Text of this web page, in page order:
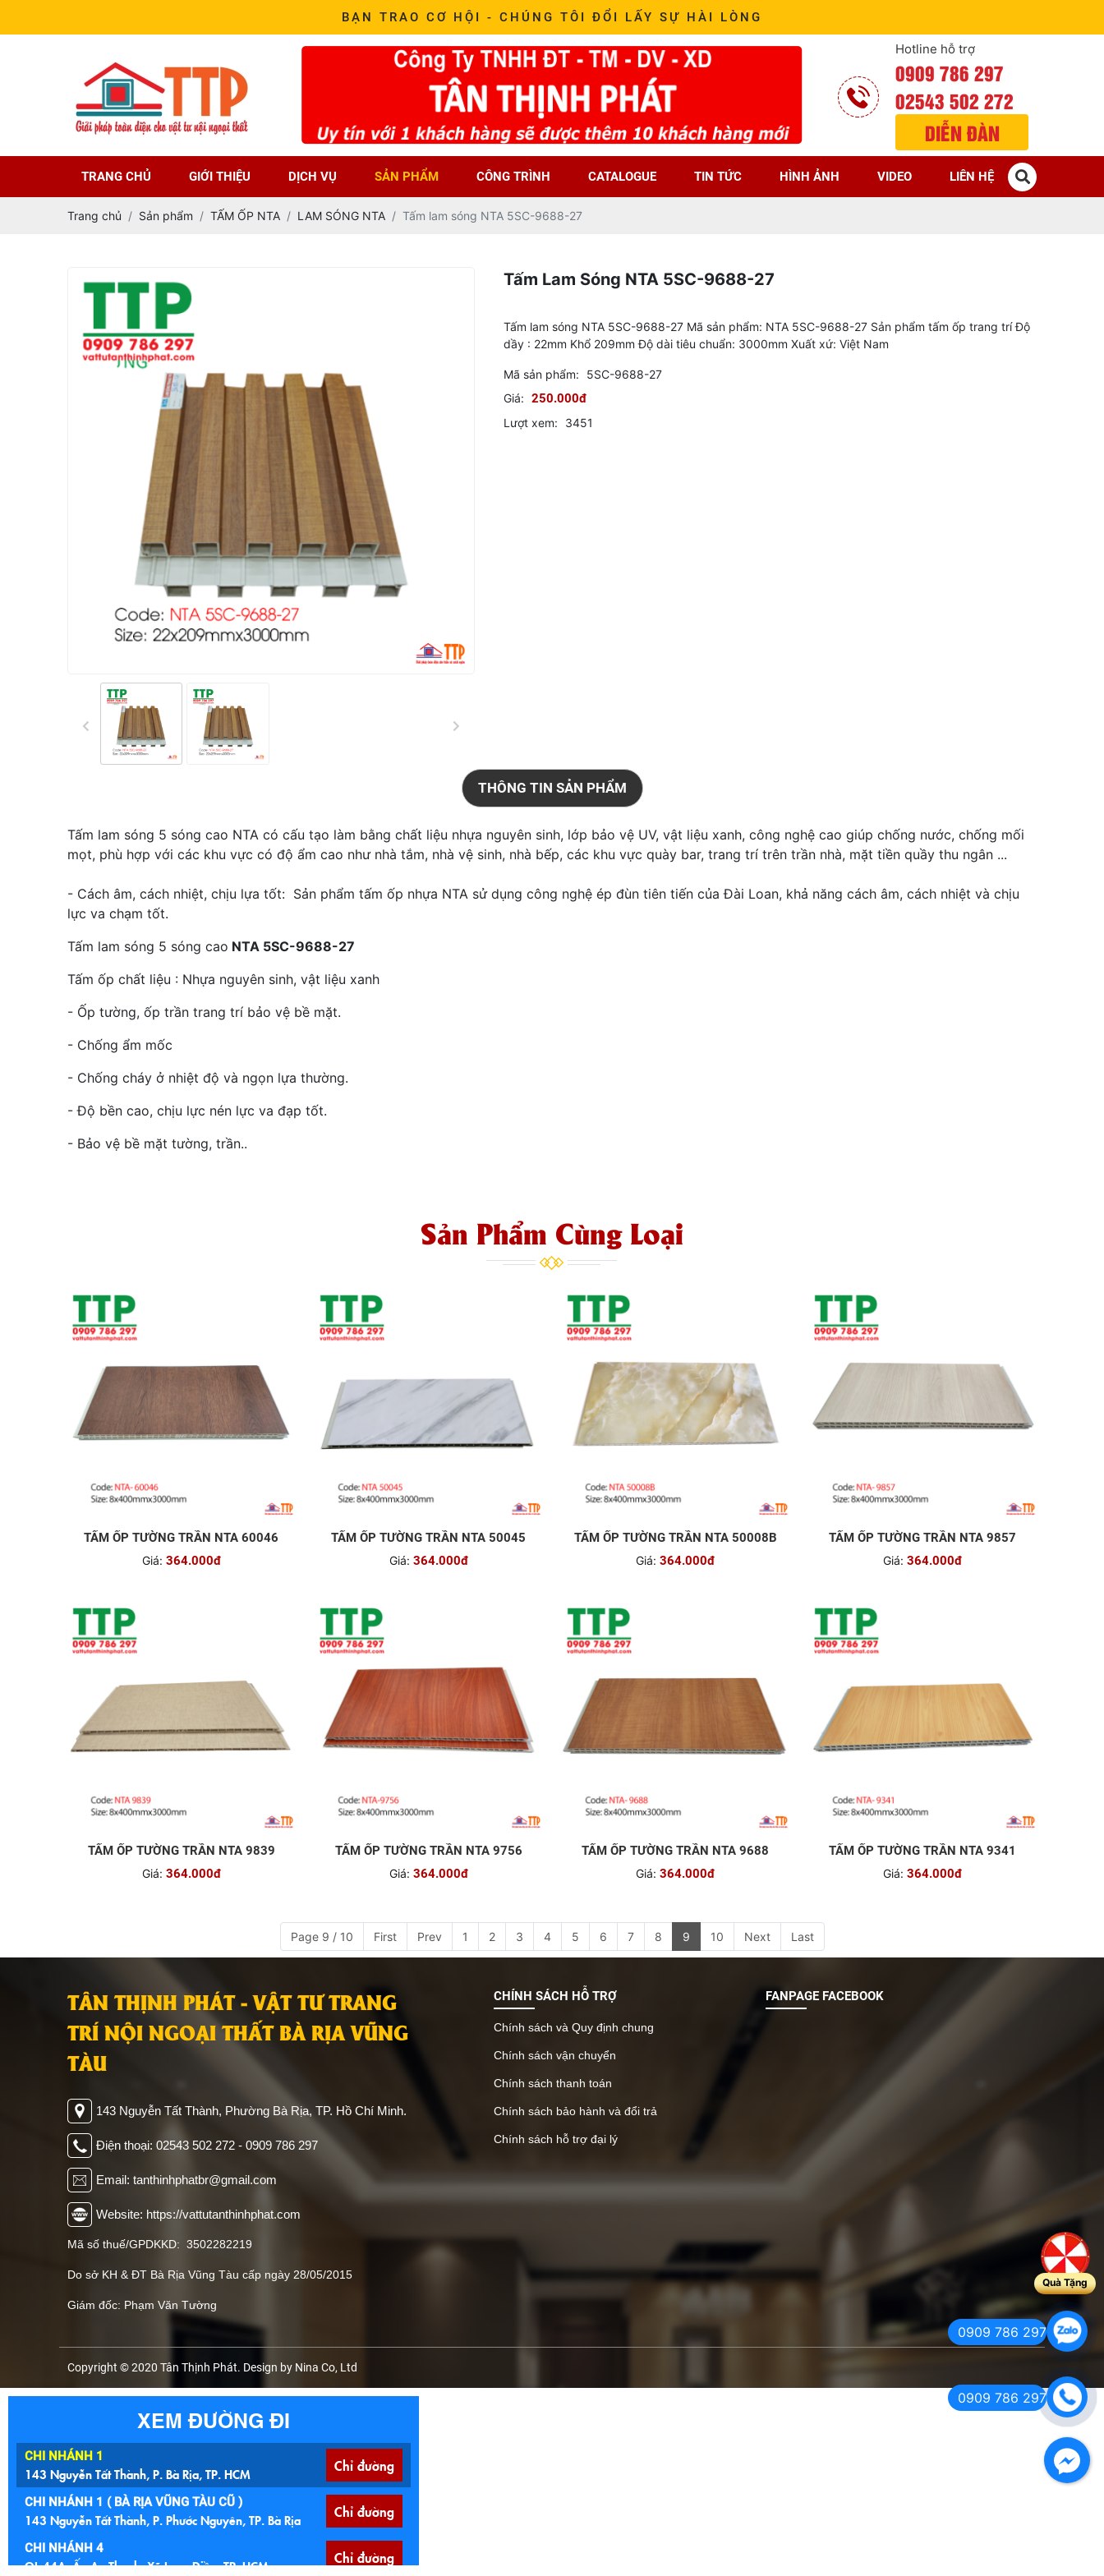
BẠN TRAO CƠ HỘI - CHÚNG TÔI ĐỔI LẤY SỰ HÀI LÒNG
Hotline hỗ trợ
0909 786 297
02543 502 272
DIỄN ĐÀN
TRANG CHỦ GIỚI THIỆU DỊCH VỤ SẢN PHẨM CÔNG TRÌNH CATALOGUE TIN TỨC HÌNH ẢNH VIDEO LIÊN HỆ
Trang chủ Sản phẩm TẤM ỐP NTA LAM SÓNG NTA Tấm lam sóng NTA 5SC-9688-27
Tấm Lam Sóng NTA 5SC-9688-27
Tấm lam sóng NTA 5SC-9688-27 Mã sản phẩm: NTA 5SC-9688-27 Sản phẩm tấm ốp trang trí Độ
dầy : 22mm Khổ 209mm Độ dài tiêu chuẩn: 3000mm Xuất xứ: Việt Nam
Mã sản phẩm:
5SC-9688-27
Giá: 250.000đ
Lượt xem: 3451
THÔNG TIN SẢN PHẨM
Tấm lam sóng 5 sóng cao NTA có cấu tạo làm bằng chất liệu nhựa nguyên sinh, lớp bảo vệ UV, vật liệu xanh, công nghệ cao giúp chống nước, chống mối
mọt, phù hợp với các khu vực có độ ẩm cao như nhà tắm, nhà vệ sinh, nhà bếp, các khu vực quày bar, trang trí trên trần nhà, mặt tiền quầy thu ngân ...
- Cách âm, cách nhiệt, chịu lựa tốt: Sản phẩm tấm ốp nhựa NTA sử dụng công nghệ ép đùn tiên tiến của Đài Loan, khả năng cách âm, cách nhiệt và chịu
lực va chạm tốt.
Tấm lam sóng 5 sóng cao NTA 5SC-9688-27
Tấm ốp chất liệu : Nhựa nguyên sinh, vật liệu xanh
- Ốp tường, ốp trần trang trí bảo vệ bề mặt.
- Chống ẩm mốc
- Chống cháy ở nhiệt độ và ngọn lựa thường.
- Độ bền cao, chịu lực nén lực va đạp tốt.
- Bảo vệ bề mặt tường, trần..
Sản Phẩm Cùng Loại
TẤM ỐP TƯỜNG TRẦN NTA 60046
Giá: 364.000đ
TẤM ỐP TƯỜNG TRẦN NTA 50045
Giá: 364.000đ
TẤM ỐP TƯỜNG TRẦN NTA 50008B
Giá: 364.000đ
TẤM ỐP TƯỜNG TRẦN NTA 9857
Giá: 364.000đ
TẤM ỐP TƯỜNG TRẦN NTA 9839
Giá: 364.000đ
TẤM ỐP TƯỜNG TRẦN NTA 9756
Giá: 364.000đ
TẤM ỐP TƯỜNG TRẦN NTA 9688
Giá: 364.000đ
TẤM ỐP TƯỜNG TRẦN NTA 9341
Giá: 364.000đ
Page 9 / 10 First Prev 1 2 3 4 5 6 7 8 9 10 Next Last
TÂN THỊNH PHÁT - VẬT TƯ TRANG
TRÍ NỘI NGOẠI THẤT BÀ RỊA VŨNG
TÀU
143 Nguyễn Tất Thành, Phường Bà Rịa, TP. Hồ Chí Minh.
Điện thoại: 02543 502 272 - 0909 786 297
Email: tanthinhphatbr@gmail.com
Website: https://vattutanthinhphat.com
Mã số thuế/GPDKKD: 3502282219
Do sở KH & ĐT Bà Rịa Vũng Tàu cấp ngày 28/05/2015
Giám đốc: Phạm Văn Tường
CHÍNH SÁCH HỖ TRỢ
Chính sách và Quy định chung
Chính sách vận chuyển
Chính sách thanh toán
Chính sách bảo hành và đổi trả
Chính sách hỗ trợ đại lý
FANPAGE FACEBOOK
Copyright © 2020 Tân Thịnh Phát. Design by Nina Co, Ltd
XEM ĐƯỜNG ĐI
CHI NHÁNH 1
143 Nguyễn Tất Thành, P. Bà Rịa, TP. HCM Chỉ đường
CHI NHÁNH 1 ( BÀ RỊA VŨNG TÀU CŨ )
143 Nguyễn Tất Thành, P. Phước Nguyên, TP. Bà Rịa Chỉ đường
CHI NHÁNH 4
QL 44A, Ấp An Thạnh, Xã Long Điền, TP. HCM Chỉ đường
Quà Tặng
0909 786 297
0909 786 297